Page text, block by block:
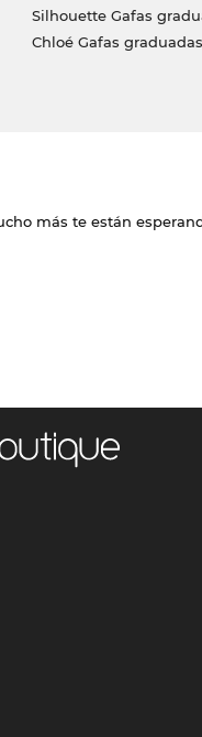
Silhouette Gafas
Chloé Gafas graduadas
más te están